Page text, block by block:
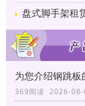
盘式脚手架租
为您介绍钢跳
369阅读 2026-